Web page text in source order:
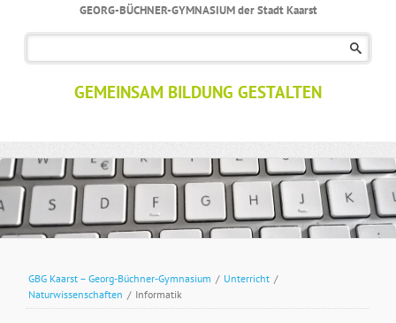
GEORG-BÜCHNER-GYMNASIUM der Stadt Kaarst
GEMEINSAM BILDUNG GESTALTEN
GBG Kaarst – Georg-Büchner-Gymnasium / Unterricht /
Naturwissenschaften / Informatik